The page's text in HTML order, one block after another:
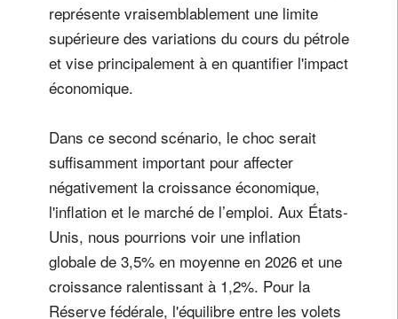
représente vraisemblablement une limite
supérieure des variations du cours du pétrole
et vise principalement à en quantifier l'impact
économique.
Dans ce second scénario, le choc serait
suffisamment important pour affecter
négativement la croissance économique,
l'inflation et le marché de l’emploi. Aux États-
Unis, nous pourrions voir une inflation
globale de 3,5% en moyenne en 2026 et une
croissance ralentissant à 1,2%. Pour la
Réserve fédérale, l'équilibre entre les volets